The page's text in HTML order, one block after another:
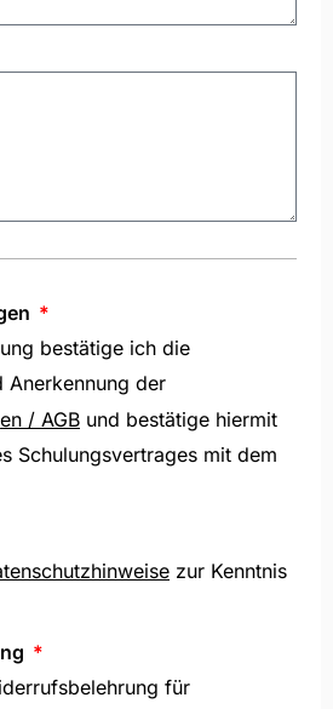
bestätige ich die
Anerkennung der
/ AGB und bestätige hiermit
Schulungsvertrages mit dem
zur Kenntnis
für